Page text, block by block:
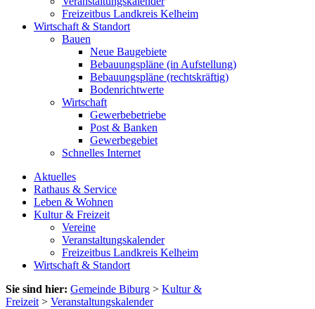
Freizeitbus Landkreis Kelheim
Wirtschaft & Standort
Bauen
Neue Baugebiete
Bebauungspläne (in Aufstellung)
Bebauungspläne (rechtskräftig)
Bodenrichtwerte
Wirtschaft
Gewerbebetriebe
Post & Banken
Gewerbegebiet
Schnelles Internet
Aktuelles
Rathaus & Service
Leben & Wohnen
Kultur & Freizeit
Vereine
Veranstaltungskalender
Freizeitbus Landkreis Kelheim
Wirtschaft & Standort
Sie sind hier: Gemeinde Biburg > Kultur &
Freizeit > Veranstaltungskalender